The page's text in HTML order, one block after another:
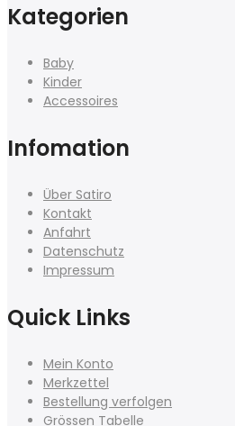
Kategorien
Baby
Kinder
Accessoires
Infomation
Über Satiro
Kontakt
Anfahrt
Datenschutz
Impressum
Quick Links
Mein Konto
Merkzettel
Bestellung verfolgen
Grössen Tabelle